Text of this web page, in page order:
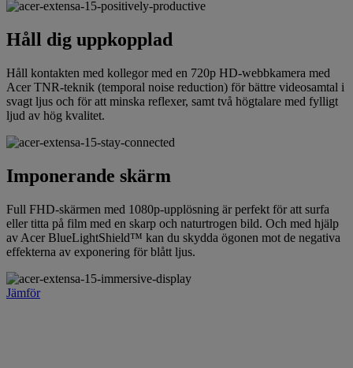
Håll dig uppkopplad
Håll kontakten med kollegor med en 720p HD-webbkamera med
Acer TNR-teknik (temporal noise reduction) för bättre videosamtal i
svagt ljus och för att minska reflexer, samt två högtalare med fylligt
ljud av hög kvalitet.
Imponerande skärm
Full FHD-skärmen med 1080p-upplösning är perfekt för att surfa
eller titta på film med en skarp och naturtrogen bild. Och med hjälp
av Acer BlueLightShield™ kan du skydda ögonen mot de negativa
effekterna av exponering för blått ljus.
Jämför